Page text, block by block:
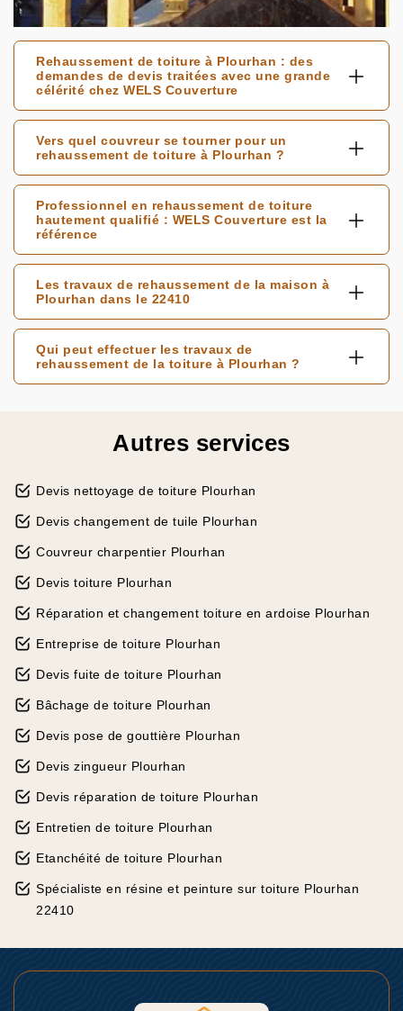
Rehaussement de toiture à Plourhan : des
demandes de devis traitées avec une grande
célérité chez WELS Couverture
Vers quel couvreur se tourner pour un
rehaussement de toiture à Plourhan ?
Professionnel en rehaussement de toiture
hautement qualifié : WELS Couverture est la
référence
Les travaux de rehaussement de la maison à
Plourhan dans le 22410
Qui peut effectuer les travaux de
rehaussement de la toiture à Plourhan ?
Autres services
Devis nettoyage de toiture Plourhan
Devis changement de tuile Plourhan
Couvreur charpentier Plourhan
Devis toiture Plourhan
Réparation et changement toiture en ardoise Plourhan
Entreprise de toiture Plourhan
Devis fuite de toiture Plourhan
Bâchage de toiture Plourhan
Devis pose de gouttière Plourhan
Devis zingueur Plourhan
Devis réparation de toiture Plourhan
Entretien de toiture Plourhan
Etanchéité de toiture Plourhan
Spécialiste en résine et peinture sur toiture Plourhan
22410